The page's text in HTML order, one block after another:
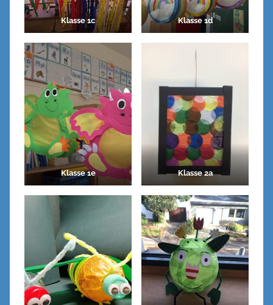
Klasse 1c Klasse 1d
Klasse 1e Klasse 2a